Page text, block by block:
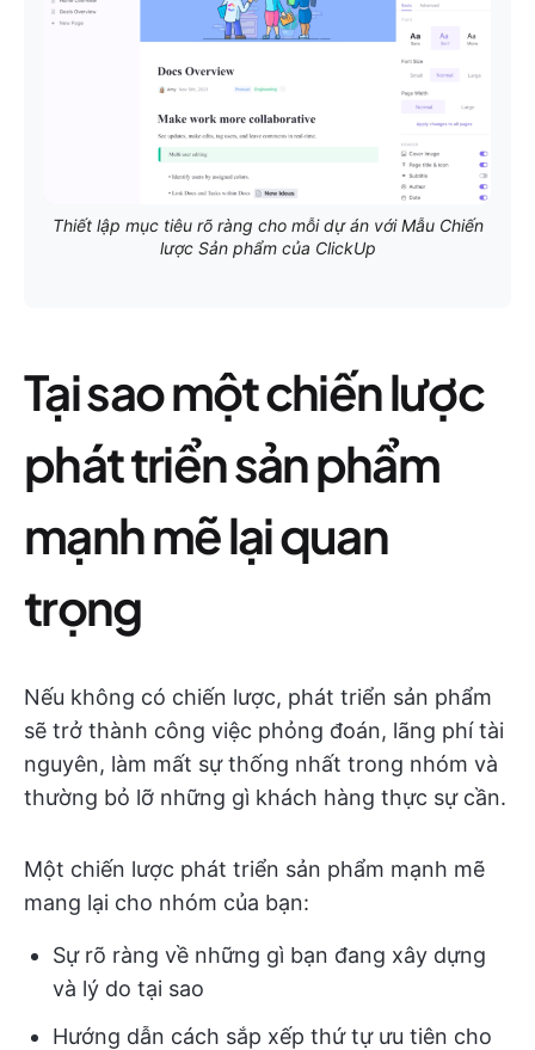
Thiết lập mục tiêu rõ ràng cho mỗi dự án với Mẫu Chiến
lược Sản phẩm của ClickUp
Tại sao một chiến lược
phát triển sản phẩm
mạnh mẽ lại quan
trọng
Nếu không có chiến lược, phát triển sản phẩm
sẽ trở thành công việc phỏng đoán, lãng phí tài
nguyên, làm mất sự thống nhất trong nhóm và
thường bỏ lỡ những gì khách hàng thực sự cần.
Một chiến lược phát triển sản phẩm mạnh mẽ
mang lại cho nhóm của bạn:
Sự rõ ràng về những gì bạn đang xây dựng
và lý do tại sao
Hướng dẫn cách sắp xếp thứ tự ưu tiên cho